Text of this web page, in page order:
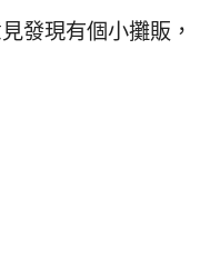
發現有個小攤販，